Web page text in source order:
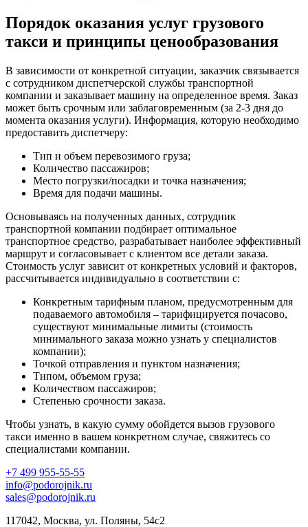
Порядок оказания услуг грузового
такси и принципы ценообразования
В зависимости от конкретной ситуации, заказчик связывается
с сотрудником диспетчерской службы транспортной
компании и заказывает машину на определенное время. Заказ
может быть срочным или заблаговременным (за 2-3 дня до
момента оказания услуги). Информация, которую необходимо
предоставить диспетчеру:
Тип и объем перевозимого груза;
Количество пассажиров;
Место погрузки/посадки и точка назначения;
Время для подачи машины.
Основываясь на полученных данных, сотрудник
транспортной компании подбирает оптимальное
транспортное средство, разрабатывает наиболее эффективный
маршрут и согласовывает с клиентом все детали заказа.
Стоимость услуг зависит от конкретных условий и факторов,
рассчитывается индивидуально в соответствии с:
Конкретным тарифным планом, предусмотренным для
подаваемого автомобиля – тарифицируется почасово,
существуют минимальные лимиты (стоимость
минимального заказа можно узнать у специалистов
компании);
Точкой отправления и пунктом назначения;
Типом, объемом груза;
Количеством пассажиров;
Степенью срочности заказа.
Чтобы узнать, в какую сумму обойдется вызов грузового
такси именно в вашем конкретном случае, свяжитесь со
специалистами компании.
+7 499 955-55-55
info@podorojnik.ru
sales@podorojnik.ru
117042, Москва, ул. Поляны, 54с2